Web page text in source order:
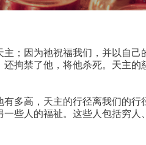
；因为祂祝福我们，并以自己
拘禁了他，将他杀死。天主的
多高，天主的行径离我们的行
些人的福祉。这些人包括穷人